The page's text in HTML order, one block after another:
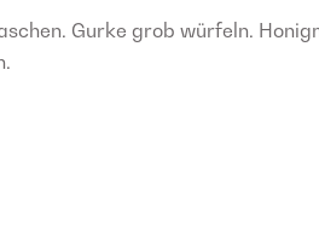
Gurke grob würfeln.